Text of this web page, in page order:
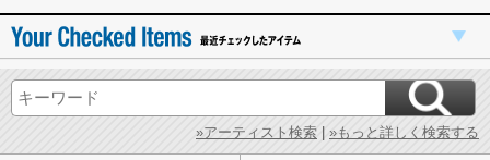
»アーティスト検索 | »もっと詳しく検索する